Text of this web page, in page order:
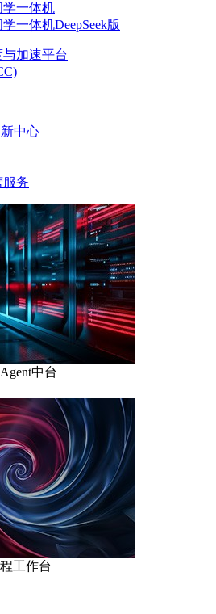
学一体机
一体机DeepSeek版
加速平台
中心
服务
中台
工作台